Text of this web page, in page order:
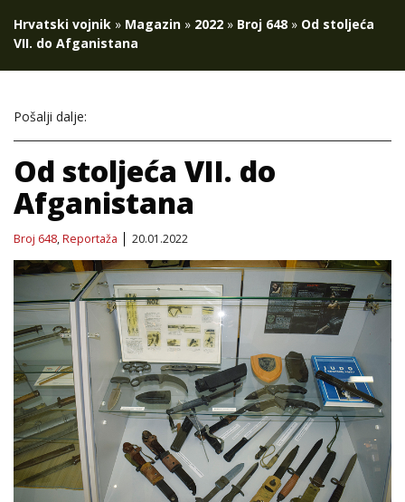
Hrvatski vojnik » Magazin » 2022 » Broj 648 » Od stoljeća
VII. do Afganistana
Pošalji dalje:
Od stoljeća VII. do
Afganistana
Broj 648,Reportaža 20.01.2022